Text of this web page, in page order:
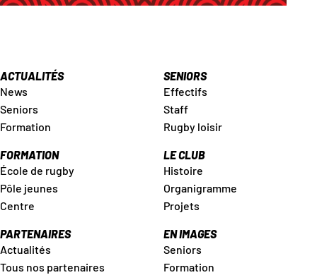
ACTUALITÉS
News
Seniors
Formation
SENIORS
Effectifs
Staff
Rugby loisir
FORMATION
École de rugby
Pôle jeunes
Centre
LE CLUB
Histoire
Organigramme
Projets
PARTENAIRES
Actualités
Tous nos partenaires
EN IMAGES
Seniors
Formation